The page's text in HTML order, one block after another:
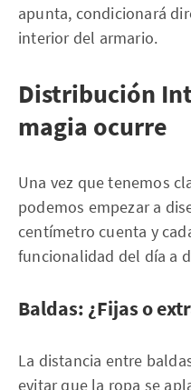
apunta, condicionará
interior del armario.
Distribución
magia ocurre
Una vez que tenemos
podemos empezar a
centímetro cuenta y
funcionalidad del día a
Baldas: ¿Fijas o
La distancia entre
evitar que la ropa se